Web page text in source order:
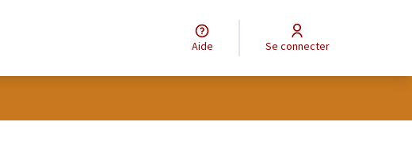
Aide Se connecter